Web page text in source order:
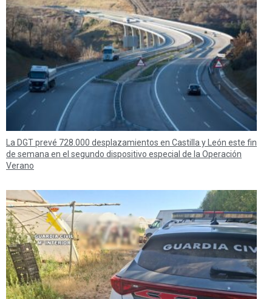
La DGT prevé 728.000 desplazamientos en Castilla y León este fin
de semana en el segundo dispositivo especial de la Operación
Verano